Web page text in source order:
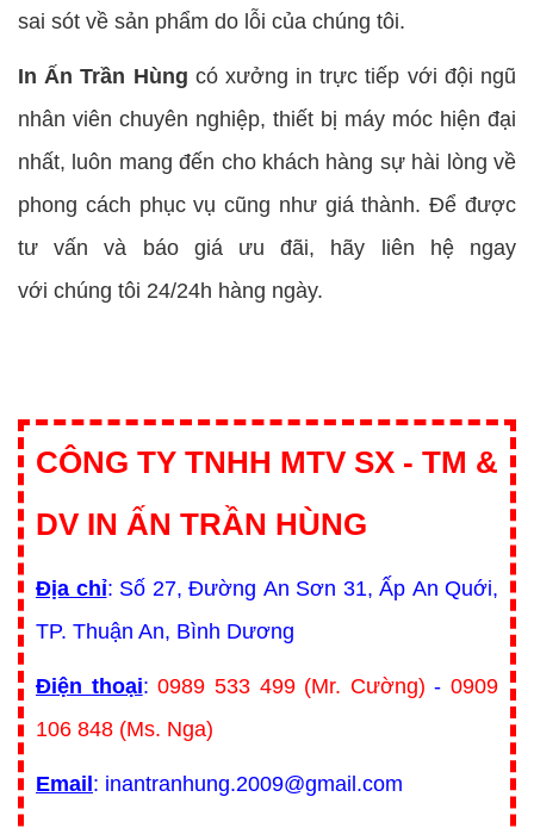
sai sót về sản phẩm do lỗi của chúng tôi.
In Ấn Trần Hùng có xưởng in trực tiếp với đội ngũ
nhân viên chuyên nghiệp, thiết bị máy móc hiện đại
nhất, luôn mang đến cho khách hàng sự hài lòng về
phong cách phục vụ cũng như giá thành. Để được
tư vấn và báo giá ưu đãi, hãy liên hệ ngay
với chúng tôi 24/24h hàng ngày.
CÔNG TY TNHH MTV SX - TM &
DV IN ẤN TRẦN HÙNG
Địa chỉ: Số 27, Đường An Sơn 31, Ấp An Quới,
TP. Thuận An, Bình Dương
Điện thoại:0989 533 499 (Mr. Cường) - 0909
106 848 (Ms. Nga)
Email : inantranhung.2009@gmail.com